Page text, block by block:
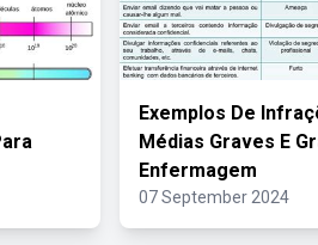
Exemplos De
Médias Graves E
Enfermagem
07 September 2024